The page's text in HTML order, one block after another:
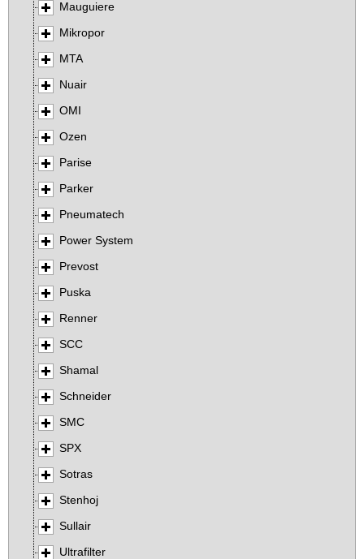
Mauguiere
Mikropor
MTA
Nuair
OMI
Ozen
Parise
Parker
Pneumatech
Power System
Prevost
Puska
Renner
SCC
Shamal
Schneider
SMC
SPX
Sotras
Stenhoj
Sullair
Ultrafilter